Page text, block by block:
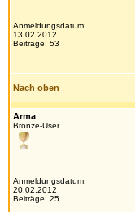
Anmeldungsdatum:
13.02.2012
Beiträge: 53
Nach oben
Arma
Bronze-User
Anmeldungsdatum:
20.02.2012
Beiträge: 25